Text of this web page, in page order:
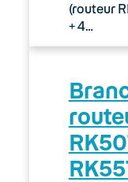
(routeur
+ 4…